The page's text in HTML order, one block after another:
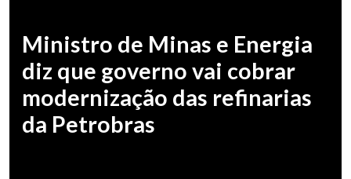
Ministro de Minas e Energia
diz que governo vai cobrar
modernização das refinarias
da Petrobras